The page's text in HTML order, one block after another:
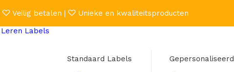
Veilig betalen | Unieke en kwaliteitsproducten
Leren Labels
Standaard Labels Gepersonaliseerd